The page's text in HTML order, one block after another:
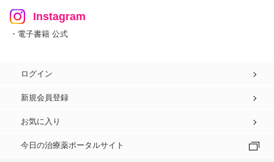
Instagram
・電子書籍 公式
ログイン
新規会員登録
お気に入り
今日の治療薬ポータルサイト